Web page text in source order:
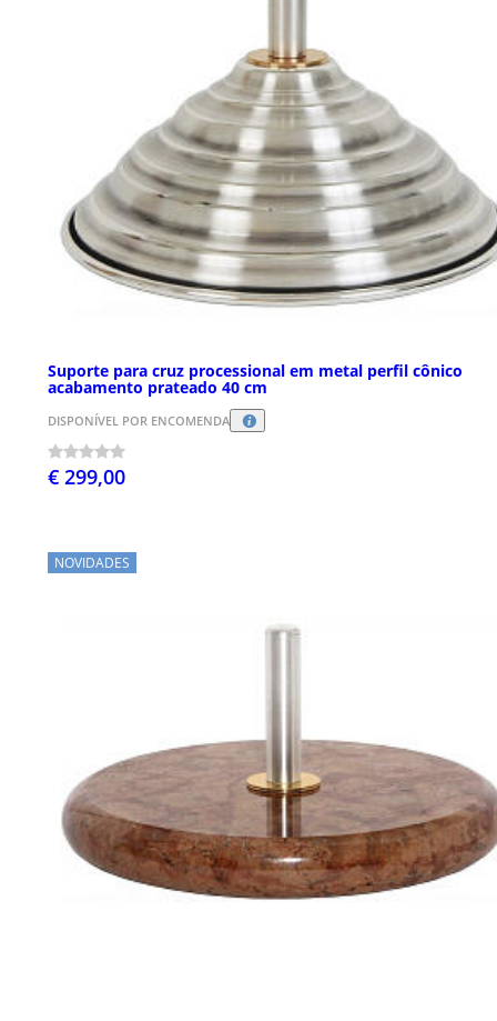
Suporte para cruz processional em metal perfil cônico
acabamento prateado 40 cm
DISPONÍVEL POR ENCOMENDA
€ 299,00
NOVIDADES